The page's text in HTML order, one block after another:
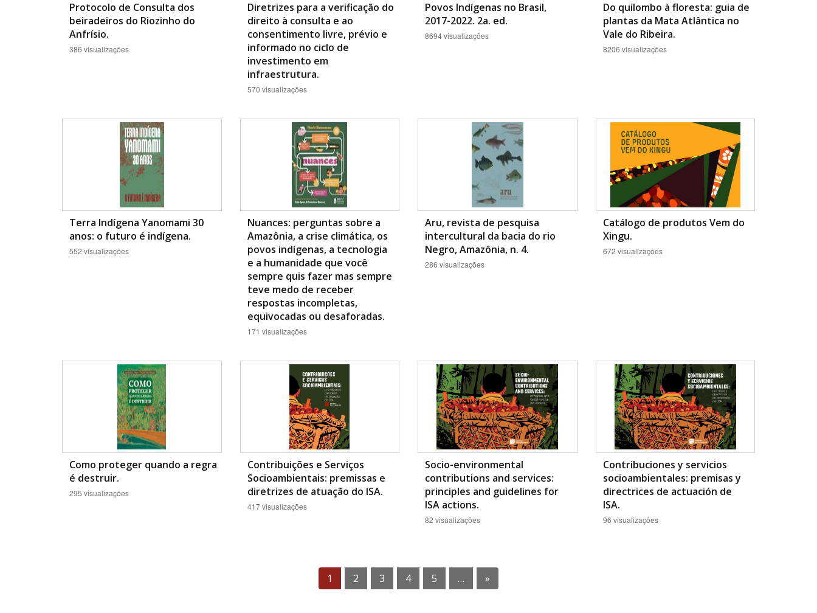
Protocolo de Consulta dos
beiradeiros do Riozinho do
Anfrísio.
386 visualizações
Diretrizes para a verificação do
direito à consulta e ao
consentimento livre, prévio e
informado no ciclo de
investimento em
infraestrutura.
570 visualizações
Povos Indígenas no Brasil,
2017-2022. 2a. ed.
8694 visualizações
Do quilombo à floresta: guia de
plantas da Mata Atlântica no
Vale do Ribeira.
8206 visualizações
Terra Indígena Yanomami 30
anos: o futuro é indígena.
552 visualizações
Nuances: perguntas sobre a
Amazônia, a crise climática, os
povos indígenas, a tecnologia
e a humanidade que você
sempre quis fazer mas sempre
teve medo de receber
respostas incompletas,
equivocadas ou desaforadas.
171 visualizações
Aru, revista de pesquisa
intercultural da bacia do rio
Negro, Amazônia, n. 4.
286 visualizações
Catálogo de produtos Vem do
Xingu.
672 visualizações
Como proteger quando a regra
é destruir.
295 visualizações
Contribuições e Serviços
Socioambientais: premissas e
diretrizes de atuação do ISA.
417 visualizações
Socio-environmental
contributions and services:
principles and guidelines for
ISA actions.
82 visualizações
Contribuciones y servicios
socioambientales: premisas y
directrices de actuación de
ISA.
96 visualizações
1 2 3 4 5 … »